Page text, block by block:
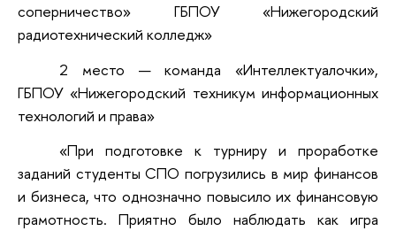
соперничество» ГБПОУ «Нижегородский
радиотехнический колледж»
2 место — команда «Интеллектуалочки»,
ГБПОУ «Нижегородский техникум информационных
технологий и права»
«При подготовке к турниру и проработке
заданий студенты СПО погрузились в мир финансов
и бизнеса, что однозначно повысило их финансовую
грамотность. Приятно было наблюдать как игра